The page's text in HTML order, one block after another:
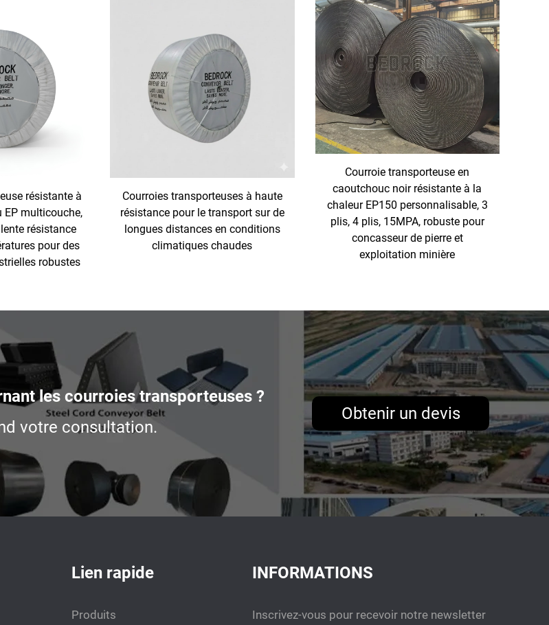
résistante à
EP multicouche,
résistance
pour des
robustes
Courroies transporteuses à haute
résistance pour le transport sur de
longues distances en conditions
climatiques chaudes
Courroie transporteuse en
caoutchouc noir résistante à la
chaleur EP150 personnalisable, 3
plis, 4 plis, 15MPA, robuste pour
concasseur de pierre et
exploitation minière
les courroies transporteuses ?
votre consultation.
Obtenir un devis
Lien rapide
Produits
INFORMATIONS
Inscrivez-vous pour recevoir notre newsletter